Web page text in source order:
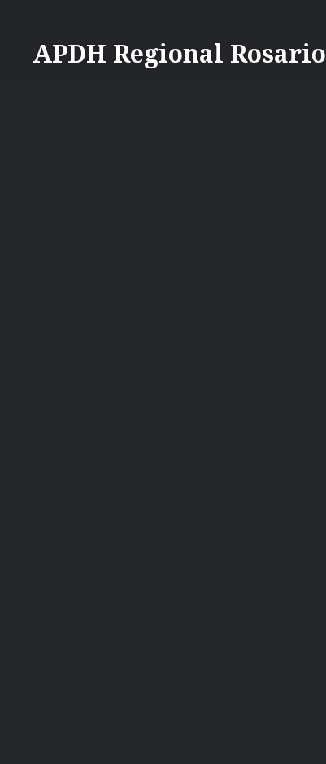
APDH Regional Rosario